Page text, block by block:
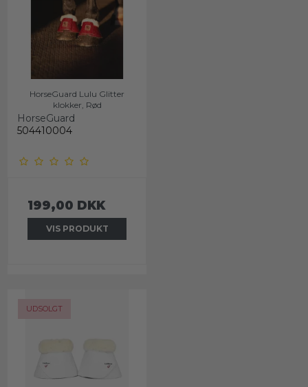
HorseGuard Lulu Glitter
klokker, Rød
HorseGuard
504410004
199,00 DKK
VIS PRODUKT
UDSOLGT